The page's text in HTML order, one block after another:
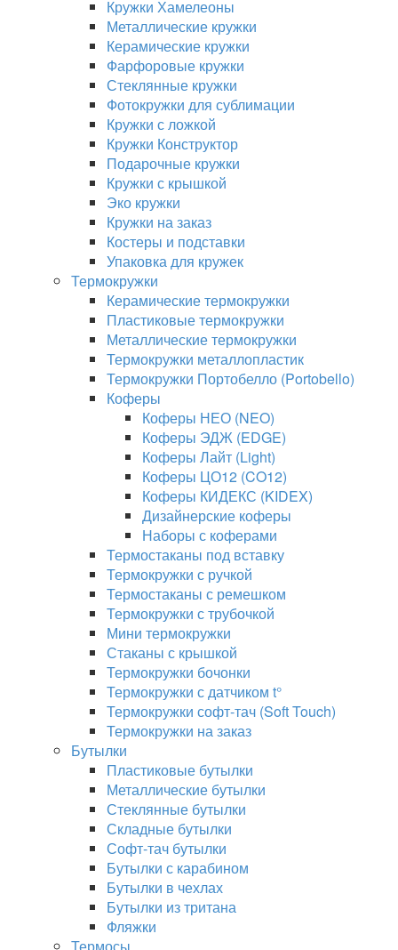
Кружки Хамелеоны
Металлические кружки
Керамические кружки
Фарфоровые кружки
Стеклянные кружки
Фотокружки для сублимации
Кружки с ложкой
Кружки Конструктор
Подарочные кружки
Кружки с крышкой
Эко кружки
Кружки на заказ
Костеры и подставки
Упаковка для кружек
Термокружки
Керамические термокружки
Пластиковые термокружки
Металлические термокружки
Термокружки металлопластик
Термокружки Портобелло (Portobello)
Коферы
Коферы НЕО (NEO)
Коферы ЭДЖ (EDGE)
Коферы Лайт (Light)
Коферы ЦО12 (CO12)
Коферы КИДЕКС (KIDEX)
Дизайнерские коферы
Наборы с коферами
Термостаканы под вставку
Термокружки с ручкой
Термостаканы с ремешком
Термокружки с трубочкой
Мини термокружки
Стаканы с крышкой
Термокружки бочонки
Термокружки с датчиком t°
Термокружки софт-тач (Soft Touch)
Термокружки на заказ
Бутылки
Пластиковые бутылки
Металлические бутылки
Стеклянные бутылки
Складные бутылки
Софт-тач бутылки
Бутылки с карабином
Бутылки в чехлах
Бутылки из тритана
Фляжки